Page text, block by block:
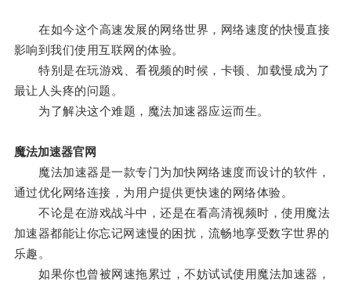
在如今这个高速发展的网络世界，网络速度的快慢直接
影响到我们使用互联网的体验。
特别是在玩游戏、看视频的时候，卡顿、加载慢成为了
最让人头疼的问题。
为了解决这个难题，魔法加速器应运而生。
魔法加速器官网
魔法加速器是一款专门为加快网络速度而设计的软件，
通过优化网络连接，为用户提供更快速的网络体验。
不论是在游戏战斗中，还是在看高清视频时，使用魔法
加速器都能让你忘记网速慢的困扰，流畅地享受数字世界的
乐趣。
如果你也曾被网速拖累过，不妨试试使用魔法加速器，